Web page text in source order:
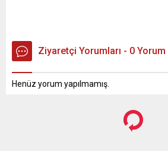
Ziyaretçi Yorumları - 0 Yorum
Henüz yorum yapılmamış.